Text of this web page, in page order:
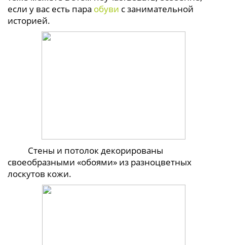
если у вас есть пара обуви с занимательной
историей.
Стены и потолок декорированы
своеобразными «обоями» из разноцветных
лоскутов кожи.